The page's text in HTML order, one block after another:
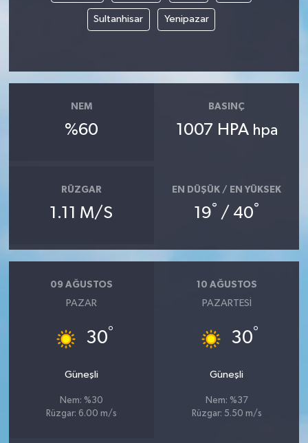
Sultanhisar Yenipazar
NEM
%60
BASINÇ
1007 HPA hpa
RÜZGAR
1.11 M/S
EN DÜŞÜK / EN YÜKSEK
19° / 40°
09 AĞUSTOS
PAZAR
30°
Güneşli
Nem: %30
Rüzgar: 6.00 m/s
10 AĞUSTOS
PAZARTESI
30°
Güneşli
Nem: %37
Rüzgar: 5.50 m/s